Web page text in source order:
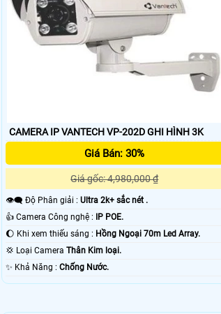
CAMERA IP VANTECH VP-202D GHI HÌNH 3K
Giá Bán: 30%
Giá gốc: 4,980,000 ₫
👁️‍🗨 Độ Phân giải : Ultra 2k+ sắc nét .
👍 Camera Công nghệ : IP POE.
🌔 Khi xem thiếu sáng : Hồng Ngoại 70m Led Array.
💢 Loại Camera Thân Kim loại.
️✨ Khả Năng : Chống Nước.